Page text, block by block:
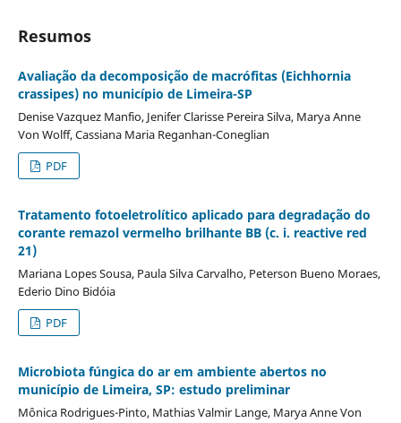
Resumos
Avaliação da decomposição de macrófitas (Eichhornia
crassipes) no município de Limeira-SP
Denise Vazquez Manfio, Jenifer Clarisse Pereira Silva, Marya Anne
Von Wolff, Cassiana Maria Reganhan-Coneglian
PDF
Tratamento fotoeletrolítico aplicado para degradação do
corante remazol vermelho brilhante BB (c. i. reactive red
21)
Mariana Lopes Sousa, Paula Silva Carvalho, Peterson Bueno Moraes,
Ederio Dino Bidóia
PDF
Microbiota fúngica do ar em ambiente abertos no
município de Limeira, SP: estudo preliminar
Mônica Rodrigues-Pinto, Mathias Valmir Lange, Marya Anne Von